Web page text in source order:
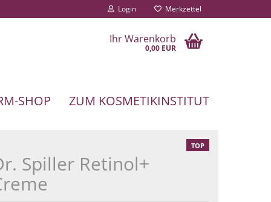
Login Merkzettel
Ihr Warenkorb
0,00 EUR
SHOP ZUM KOSMETIKINSTITUT
TOP
Spiller Retinol+